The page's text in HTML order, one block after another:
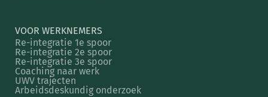
VOOR WERKNEMERS
Re-integratie 1e spoor
Re-integratie 2e spoor
Re-integratie 3e spoor
Coaching naar werk
UWV trajecten
Arbeidsdeskundig onderzoek